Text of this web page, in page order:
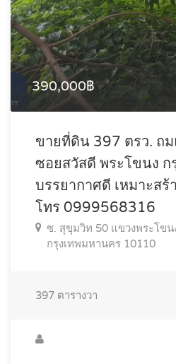
390,000฿
ขายที่ดิน 397 ตรว. ถ
ซอยสวัสดี พระโขนง ก
บรรยากาศดี เหมาะส
โทร 0999568316
ซ. สุขุมวิท 50 แขวงพระโขน
กรุงเทพมหานคร 10110
397 ตารางวา